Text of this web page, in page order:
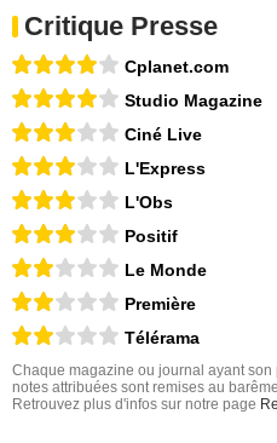
Critique Presse
Cplanet.com
Studio Magazine
Ciné Live
L'Express
L'Obs
Positif
Le Monde
Première
Télérama
Chaque magazine ou journal ayant
notes attribuées sont remises au
Retrouvez plus d'infos sur notre page